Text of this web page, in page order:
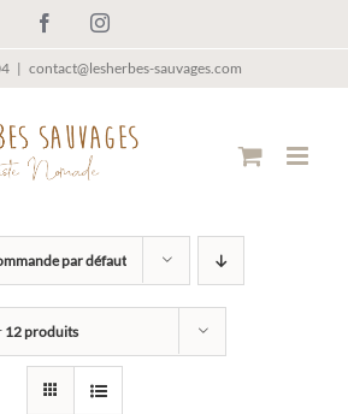
FacebookInstagram
| contact@lesherbes-sauvages.com
par défaut
12 produits